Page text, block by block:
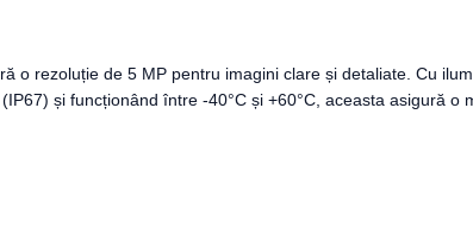
o rezoluție de 5 MP pentru imagini clare și detaliate. Cu
și funcționând între -40°C și +60°C, aceasta asigură o